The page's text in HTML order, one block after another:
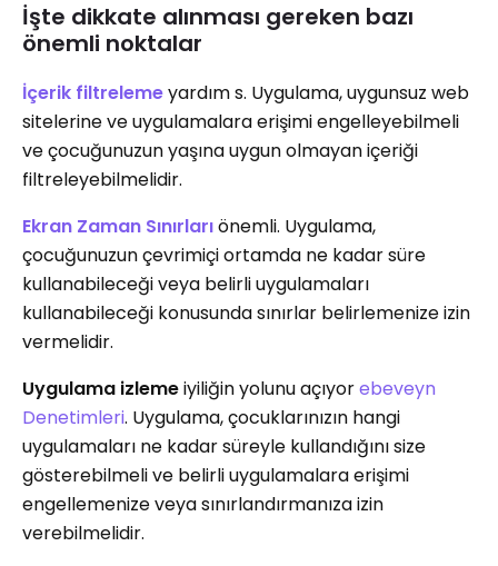
İşte dikkate alınması gereken bazı
önemli noktalar
İçerik filtrelemeyardım s. Uygulama, uygunsuz web
sitelerine ve uygulamalara erişimi engelleyebilmeli
ve çocuğunuzun yaşına uygun olmayan içeriği
filtreleyebilmelidir.
Ekran Zaman Sınırlarıönemli. Uygulama,
çocuğunuzun çevrimiçi ortamda ne kadar süre
kullanabileceği veya belirli uygulamaları
kullanabileceği konusunda sınırlar belirlemenize izin
vermelidir.
Uygulama izlemeiyiliğin yolunu açıyorebeveyn
Denetimleri. Uygulama, çocuklarınızın hangi
uygulamaları ne kadar süreyle kullandığını size
gösterebilmeli ve belirli uygulamalara erişimi
engellemenize veya sınırlandırmanıza izin
verebilmelidir.